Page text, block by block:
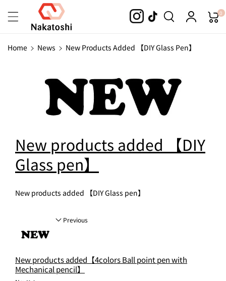
Content
0
Home News New Products Added 【DIY Glass Pen】
New products added 【DIY
Glass pen】
New products added 【DIY Glass pen】
Previous
New products added【4colors Ball point pen with
Mechanical pencil】